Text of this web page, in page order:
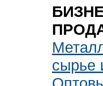
сырье